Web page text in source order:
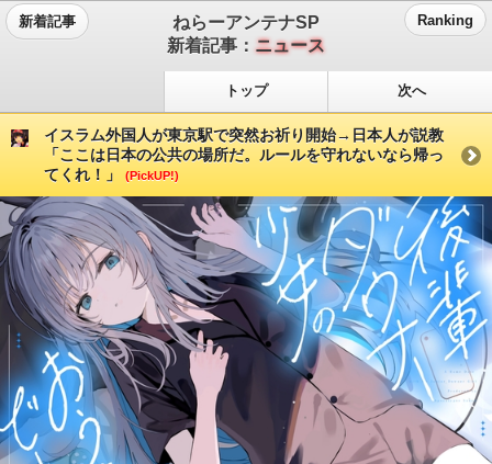
新着記事
ねらーアンテナSP
新着記事： ニュース
Ranking
トップ 次へ
イスラム外国人が東京駅で突然お祈り開始→日本人が説教
「ここは日本の公共の場所だ。ルールを守れないなら帰っ
てくれ！」
(PickUP!)